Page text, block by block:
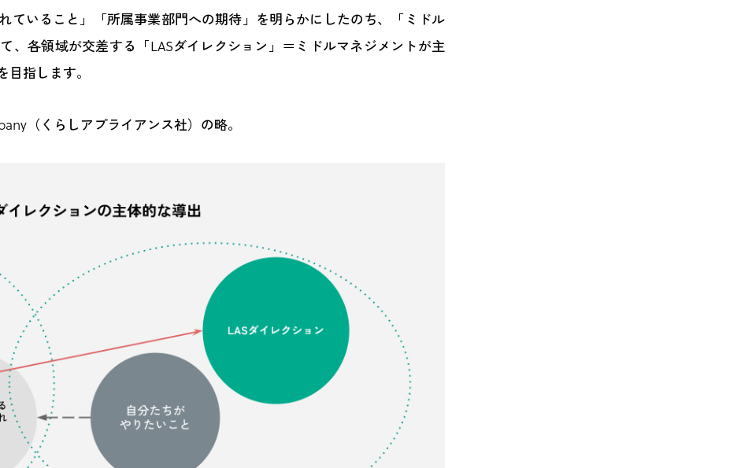
ていること」「所属事業部門への期待」を明らかにしたのち、「ミドル
、各領域が交差する「LASダイレクション」＝ミドルマネジメントが主
指します。
（くらしアプライアンス社）の略。